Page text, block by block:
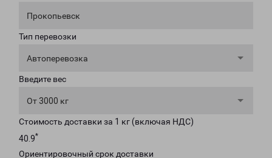
Прокопьевск
Тип перевозки
Автоперевозка
Введите вес
От 3000 кг
Стоимость доставки за 1 кг (включая НДС)
40.9*
Ориентировочный срок доставки